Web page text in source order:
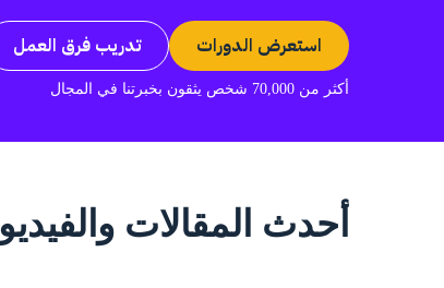
استعرض الدورات تدريب فرق العمل
أكثر من 70,000 شخص يثقون بخبرتنا في المجال
أحدث المقالات